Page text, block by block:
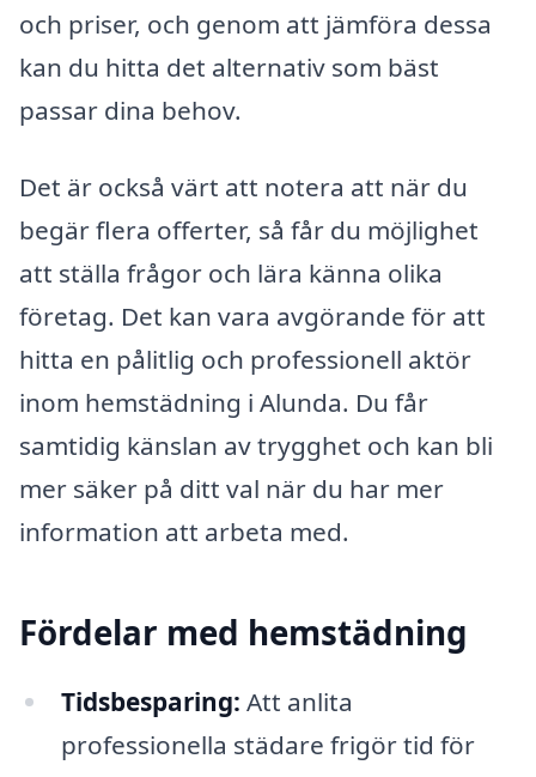
och priser, och genom att jämföra dessa
kan du hitta det alternativ som bäst
passar dina behov.
Det är också värt att notera att när du
begär flera offerter, så får du möjlighet
att ställa frågor och lära känna olika
företag. Det kan vara avgörande för att
hitta en pålitlig och professionell aktör
inom hemstädning i Alunda. Du får
samtidig känslan av trygghet och kan bli
mer säker på ditt val när du har mer
information att arbeta med.
Fördelar med hemstädning
Tidsbesparing: Att anlita
professionella städare frigör tid för